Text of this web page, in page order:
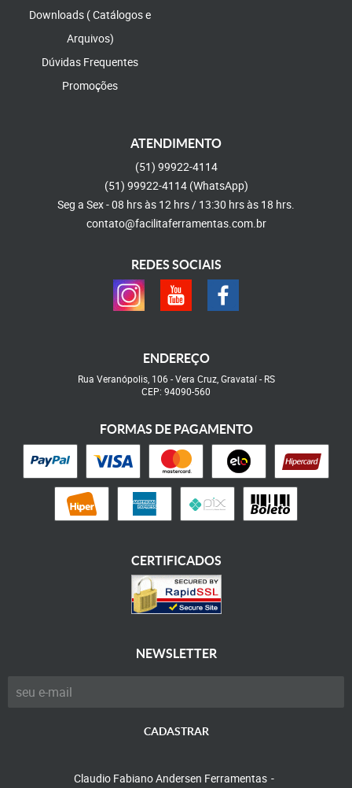
Downloads ( Catálogos e
Arquivos)
Dúvidas Frequentes
Promoções
ATENDIMENTO
(51) 99922-4114
(51) 99922-4114 (WhatsApp)
Seg a Sex - 08 hrs às 12 hrs / 13:30 hrs às 18 hrs.
contato@facilitaferramentas.com.br
REDES SOCIAIS
ENDEREÇO
Rua Veranópolis, 106 -Vera Cruz, Gravataí- RS
CEP: 94090-560
FORMAS DE PAGAMENTO
CERTIFICADOS
NEWSLETTER
CADASTRAR
Claudio Fabiano Andersen Ferramentas